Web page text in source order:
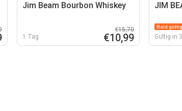
Jim Beam Bourbon Whiskey
1 Tag
€15,70
€10,99
JIM
Bald gültig
Gültig in